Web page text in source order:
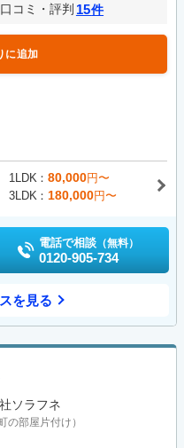
口コミ・評判 15件
に追加
1LDK 80,000円〜
3LDK 180,000円〜
電話で相談 （無料）
0120-905-734
を見る
ソラフネ
の部屋片付け）